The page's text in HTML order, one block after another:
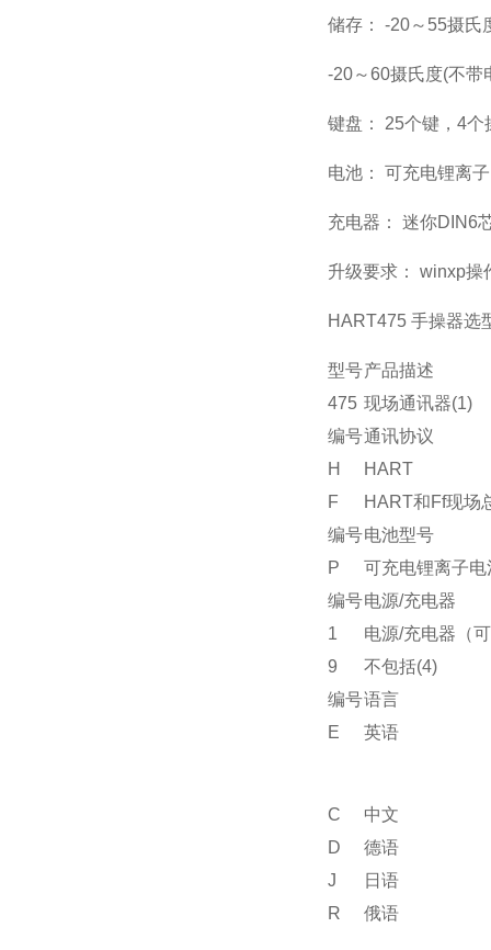
储存： -20～55摄氏
-20～60摄氏度(不带
键盘： 25个键，4
电池： 可充电锂离
充电器： 迷你DIN6
升级要求： winxp操
HART475 手操器选
型号产品描述
475 现场通讯器(1)
编号通讯协议
H
F
HART
HART和Ff现场
编号电池型号
P
可充电锂离子电
编号电源/充电器
1
9
电源/充电器（
不包括(4)
编号语言
E
C
D
J
R
英语
中文
德语
日语
俄语